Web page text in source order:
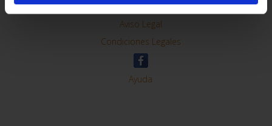
Preguntas Frequentes (FAQs)
Aviso Legal
Condiciones Legales
Ayuda